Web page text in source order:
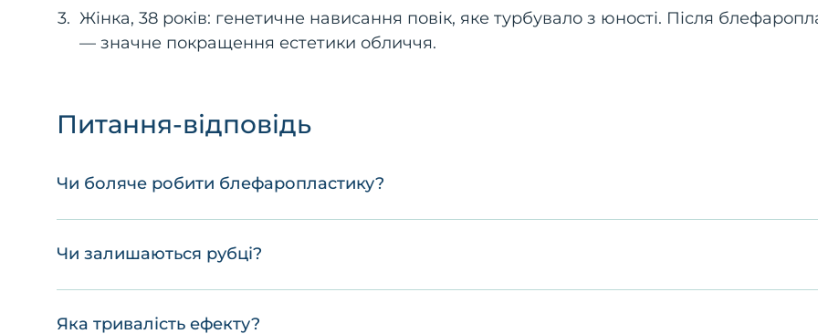
Жінка, 38 років: генетичне нависання повік, яке турбувало з юності. Після
— значне покращення естетики обличчя.
Питання-відповідь
Чи боляче робити блефаропластику?
Чи залишаються рубці?
Яка тривалість ефекту?